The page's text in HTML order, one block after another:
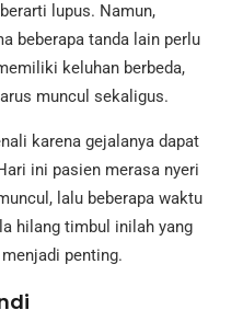
lupus. Namun,
beberapa tanda lain perlu
keluhan berbeda,
muncul sekaligus.
karena gejalanya dapat
ini pasien merasa nyeri
lalu beberapa waktu
hilang timbul inilah yang
penting.